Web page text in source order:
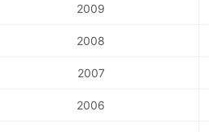
2009
2008
2007
2006